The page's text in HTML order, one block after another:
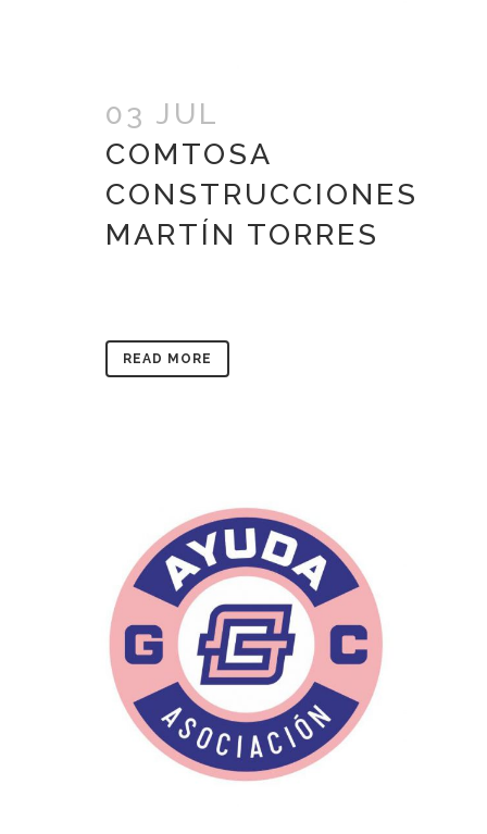
03 JUL
COMTOSA
CONSTRUCCIONES
MARTÍN TORRES
READ MORE